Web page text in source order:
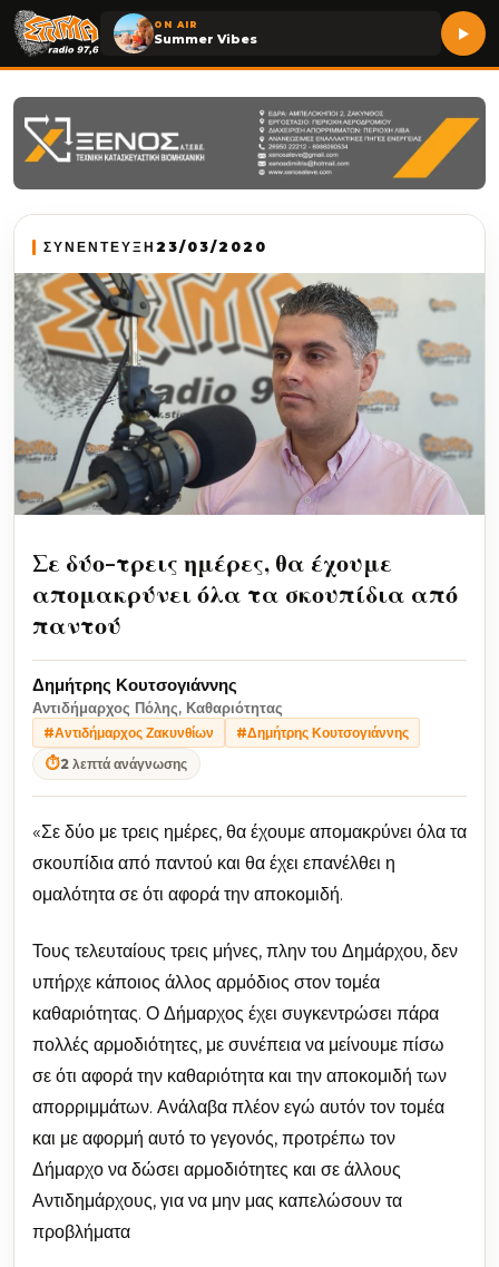
ON AIR
Summer Vibes
ΣΥΝΕΝΤΕΥΞΗ 23/03/2020
Σε δύο-τρεις ημέρες, θα έχουμε
απομακρύνει όλα τα σκουπίδια από
παντού
Δημήτρης Κουτσογιάννης
Αντιδήμαρχος Πόλης, Καθαριότητας
#Αντιδήμαρχος Ζακυνθίων #Δημήτρης Κουτσογιάννης
⏱2 λεπτά ανάγνωσης
«Σε δύο με τρεις ημέρες, θα έχουμε απομακρύνει όλα τα
σκουπίδια από παντού και θα έχει επανέλθει η
ομαλότητα σε ότι αφορά την αποκομιδή.
Τους τελευταίους τρεις μήνες, πλην του Δημάρχου, δεν
υπήρχε κάποιος άλλος αρμόδιος στον τομέα
καθαριότητας. Ο Δήμαρχος έχει συγκεντρώσει πάρα
πολλές αρμοδιότητες, με συνέπεια να μείνουμε πίσω
σε ότι αφορά την καθαριότητα και την αποκομιδή των
απορριμμάτων. Ανάλαβα πλέον εγώ αυτόν τον τομέα
και με αφορμή αυτό το γεγονός, προτρέπω τον
Δήμαρχο να δώσει αρμοδιότητες και σε άλλους
Αντιδημάρχους, για να μην μας καπελώσουν τα
προβλήματα